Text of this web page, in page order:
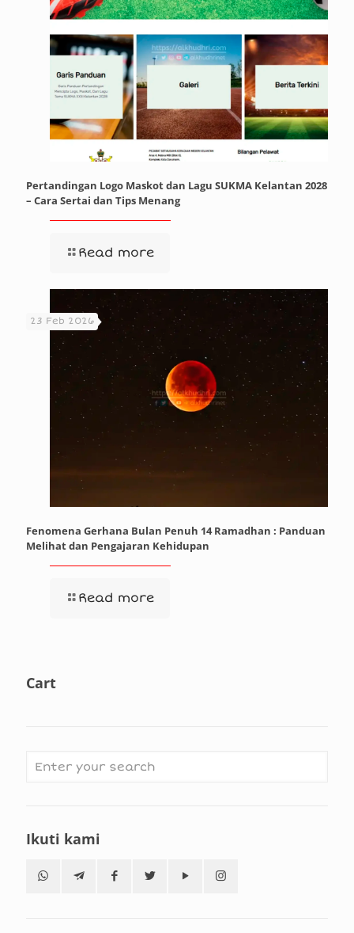
Pertandingan Logo Maskot dan Lagu SUKMA Kelantan 2028
– Cara Sertai dan Tips Menang
Read more
23 Feb 2026
Fenomena Gerhana Bulan Penuh 14 Ramadhan : Panduan
Melihat dan Pengajaran Kehidupan
Read more
Cart
Ikuti kami